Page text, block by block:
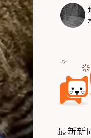
最新新